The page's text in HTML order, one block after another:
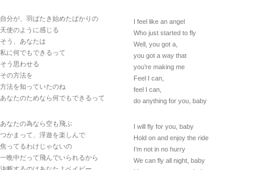
自分が、羽ばたき始めたばかりの
天使のように感じる
そう、あなたは
私に何でもできるって
そう思わせる
その方法を
方法を知っていたのね
あなたのためなら何でもできるって
あなたの為なら空も飛ぶ
つかまって、浮遊を楽しんで
焦ってるわけじゃないの
一晩中だって飛んでいられるから
I feel like an angel
Who just started to fly
Well, you got a,
you got a way that
you’re making me
Feel I can,
feel I can,
do anything for you, baby
I will fly for you, baby
Hold on and enjoy the ride
I’m not in no hurry
We can fly all night, baby